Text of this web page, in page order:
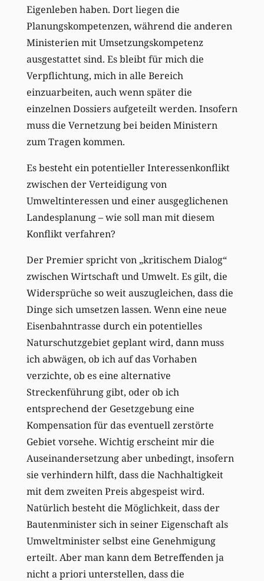
Eigenleben haben. Dort liegen die
Planungskompetenzen, während die anderen
Ministerien mit Umsetzungskompetenz
ausgestattet sind. Es bleibt für mich die
Verpflichtung, mich in alle Bereich
einzuarbeiten, auch wenn später die
einzelnen Dossiers aufgeteilt werden. Insofern
muss die Vernetzung bei beiden Ministern
zum Tragen kommen.
Es besteht ein potentieller Interessenkonflikt
zwischen der Verteidigung von
Umweltinteressen und einer ausgeglichenen
Landesplanung – wie soll man mit diesem
Konflikt verfahren?
Der Premier spricht von „kritischem Dialog“
zwischen Wirtschaft und Umwelt. Es gilt, die
Widersprüche so weit auszugleichen, dass die
Dinge sich umsetzen lassen. Wenn eine neue
Eisenbahntrasse durch ein potentielles
Naturschutzgebiet geplant wird, dann muss
ich abwägen, ob ich auf das Vorhaben
verzichte, ob es eine alternative
Streckenführung gibt, oder ob ich
entsprechend der Gesetzgebung eine
Kompensation für das eventuell zerstörte
Gebiet vorsehe. Wichtig erscheint mir die
Auseinandersetzung aber unbedingt, insofern
sie verhindern hilft, dass die Nachhaltigkeit
mit dem zweiten Preis abgespeist wird.
Natürlich besteht die Möglichkeit, dass der
Bautenminister sich in seiner Eigenschaft als
Umweltminister selbst eine Genehmigung
erteilt. Aber man kann dem Betreffenden ja
nicht a priori unterstellen, dass die